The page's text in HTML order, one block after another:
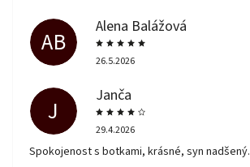
AB
Alena Balážová
26.5.2026
J
Janča
29.4.2026
Spokojenost s botkami, krásné, syn nadšený.